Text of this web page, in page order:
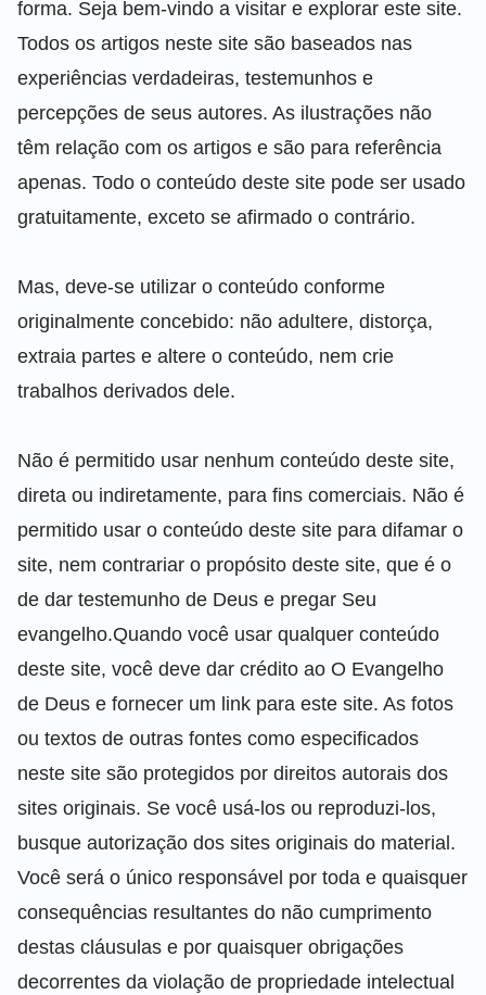
forma. Seja bem-vindo a visitar e explorar este site.
Todos os artigos neste site são baseados nas
experiências verdadeiras, testemunhos e
percepções de seus autores. As ilustrações não
têm relação com os artigos e são para referência
apenas. Todo o conteúdo deste site pode ser usado
gratuitamente, exceto se afirmado o contrário.
Mas, deve-se utilizar o conteúdo conforme
originalmente concebido: não adultere, distorça,
extraia partes e altere o conteúdo, nem crie
trabalhos derivados dele.
Não é permitido usar nenhum conteúdo deste site,
direta ou indiretamente, para fins comerciais. Não é
permitido usar o conteúdo deste site para difamar o
site, nem contrariar o propósito deste site, que é o
de dar testemunho de Deus e pregar Seu
evangelho.Quando você usar qualquer conteúdo
deste site, você deve dar crédito ao O Evangelho
de Deus e fornecer um link para este site. As fotos
ou textos de outras fontes como especificados
neste site são protegidos por direitos autorais dos
sites originais. Se você usá-los ou reproduzi-los,
busque autorização dos sites originais do material.
Você será o único responsável por toda e quaisquer
consequências resultantes do não cumprimento
destas cláusulas e por quaisquer obrigações
decorrentes da violação de propriedade intelectual